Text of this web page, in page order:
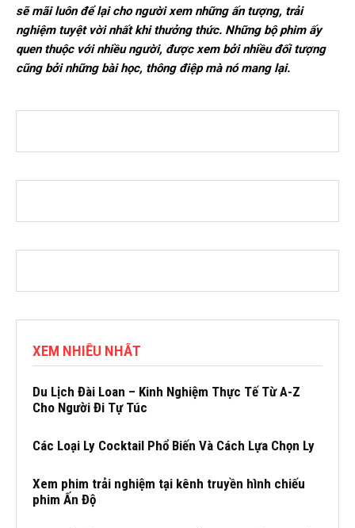
sẽ mãi luôn để lại cho người xem những ấn tượng, trải
nghiệm tuyệt vời nhất khi thưởng thức. Những bộ phim ấy
quen thuộc với nhiều người, được xem bởi nhiều đối tượng
cũng bởi những bài học, thông điệp mà nó mang lại.
XEM NHIỀU NHẤT
Du Lịch Đài Loan – Kinh Nghiệm Thực Tế Từ A-Z
Cho Người Đi Tự Túc
Các Loại Ly Cocktail Phổ Biến Và Cách Lựa Chọn Ly
Xem phim trải nghiệm tại kênh truyền hình chiếu
phim Ấn Độ